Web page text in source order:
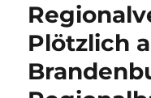
Plötzlich